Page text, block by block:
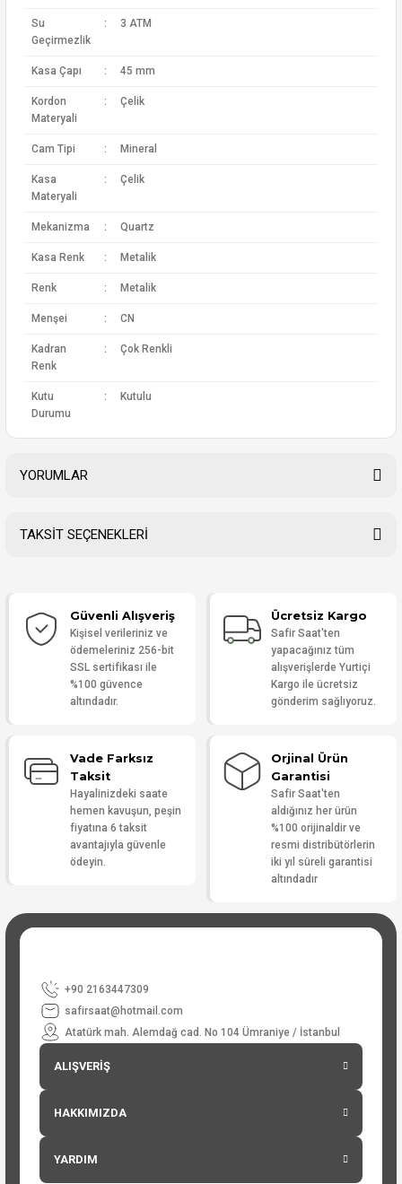
Su
Geçirmezlik
: 3 ATM
Kasa Çapı : 45 mm
Kordon
Materyali
: Çelik
Cam Tipi : Mineral
Kasa
Materyali
: Çelik
Mekanizma : Quartz
Kasa Renk : Metalik
Renk : Metalik
Menşei : CN
Kadran
Renk
: Çok Renkli
Kutu
Durumu
: Kutulu
YORUMLAR
Yorum Yaz
TAKSİT SEÇENEKLERİ
Güvenli Alışveriş
Kişisel verileriniz ve
ödemeleriniz 256-bit
SSL sertifikası ile
%100 güvence
altındadır.
Ücretsiz Kargo
Safir Saat'ten
yapacağınız tüm
alışverişlerde Yurtiçi
Kargo ile ücretsiz
gönderim sağlıyoruz.
Vade Farksız
Taksit
Hayalinizdeki saate
hemen kavuşun, peşin
fiyatına 6 taksit
avantajıyla güvenle
ödeyin.
Orjinal Ürün
Garantisi
Safir Saat'ten
aldığınız her ürün
%100 orijinaldir ve
resmi distribütörlerin
iki yıl süreli garantisi
altındadır
+90 2163447309
safirsaat@hotmail.com
Atatürk mah. Alemdağ cad. No 104 Ümraniye / İstanbul
ALIŞVERİŞ
HAKKIMIZDA
YARDIM